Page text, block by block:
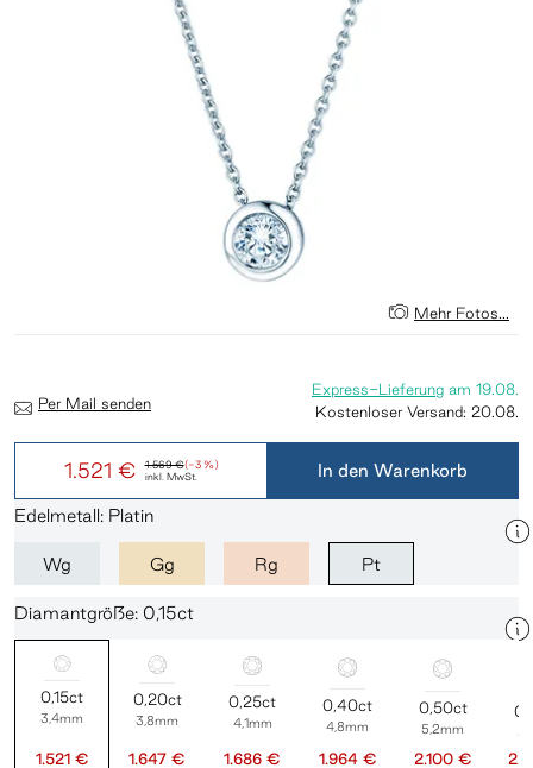
Mehr Fotos...
1.569 €(-3 %)
1.521 € inkl. MwSt.
Express-Lieferung am 19.08.
Kostenloser Versand: 20.08.
Per Mail senden
In den Warenkorb
Edelmetall: Platin
Wg Gg Rg Pt
Diamantgröße: 0,15ct
0,15ct
3,4mm
1.521 €
0,20ct
3,8mm
1.647 €
0,25ct
4,1mm
1.686 €
0,40ct
4,8mm
1.964 €
0,50ct
5,2mm
2.100 €